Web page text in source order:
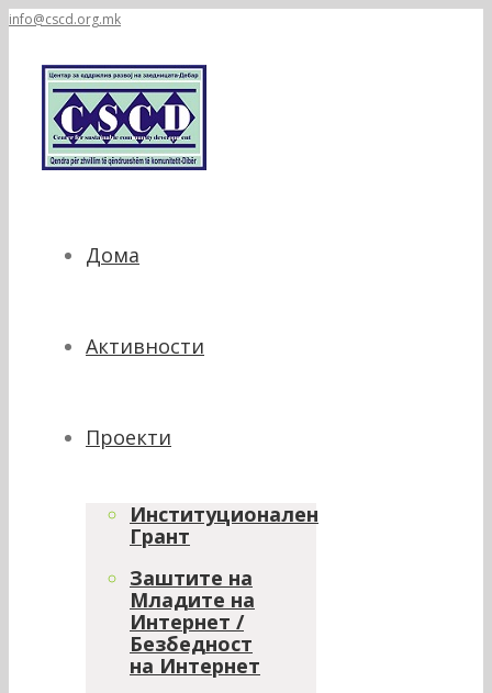
info@cscd.org.mk
Дома
Активности
Проекти
Институционален
Грант
Заштите на
Младите на
Интернет /
Безбедност
на Интернет